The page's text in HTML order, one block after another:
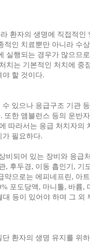
환자의 생명에 직접적
적인 치료뿐만 아니라 수
실행되는 경우가 많으므
치는 기본적인 처치에 중
야 할 것이다.
있으나 응급구조 기관
또한 앰블런스 등의 운반
따라서는 응급 처치자의
가 필요하다.
비되어 있는 장비와 응급
, 후두경, 이동 흡인기, 기
약으로는 에피네프린, 아
포도당액, 마니톨, 바륨,
등이 있어야 하며 그 외
환자의 생명 유지를 위